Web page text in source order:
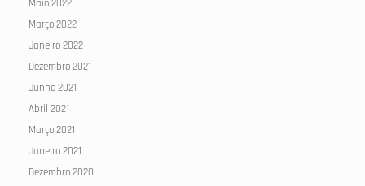
Maio 2022
Março 2022
Janeiro 2022
Dezembro 2021
Junho 2021
Abril 2021
Março 2021
Janeiro 2021
Dezembro 2020